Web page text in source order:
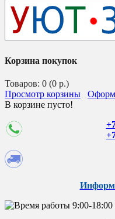
Корзина покупок
Товаров: 0 (0 р.)
Просмотр корзины
В корзине пусто!